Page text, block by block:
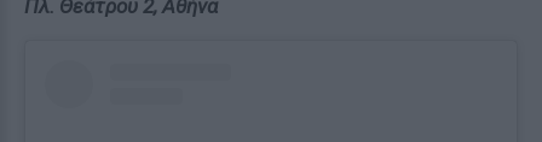
Πλ. Θεάτρου 2, Αθήνα